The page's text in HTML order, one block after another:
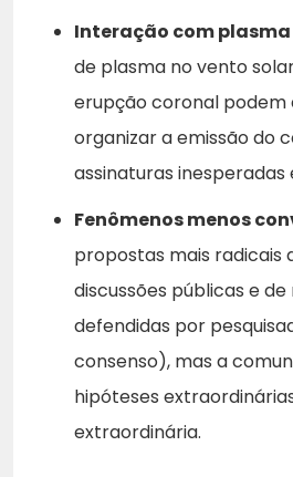
Interação com
de plasma no vento
erupção coronal podem
organizar a emissão do
assinaturas inesperadas
Fenômenos menos
propostas mais radicais
discussões públicas e
defendidas por
consenso), mas a
hipóteses
extraordinária.